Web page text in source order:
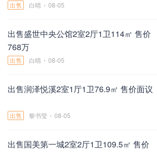
出售 白晴 08-05
出售盛世中央公馆2室2厅1卫114㎡ 售价
768万
出售 白晴 08-05
出售润泽悦溪2室1厅1卫76.9㎡ 售价面议
出售 黎书莹 08-05
出售国美第一城2室2厅1卫109.5㎡ 售价